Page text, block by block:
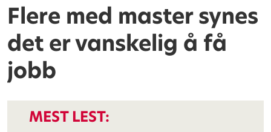
Flere med master synes
det er vanskelig å få
jobb
MEST LEST: